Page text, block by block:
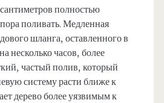
полностью
поливать. Медленная
шланга, оставленного в
несколько часов, более
частый полив, который
систему расти ближе к
дерево более уязвимым к